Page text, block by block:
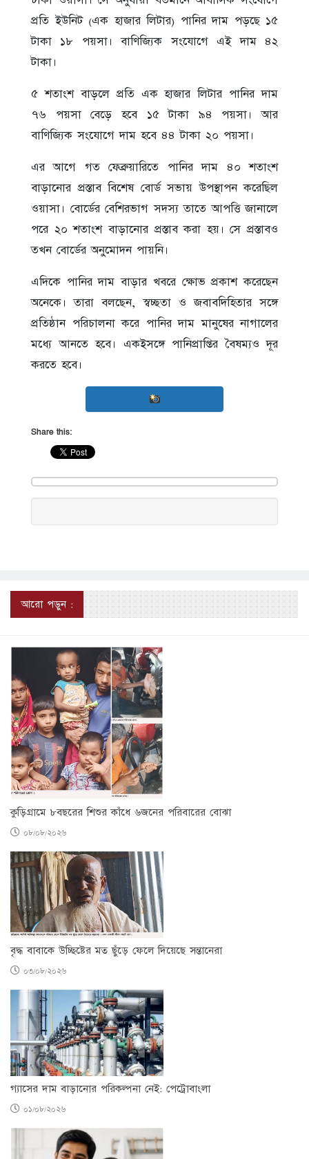
প্রতি ইউনিট (এক হাজার লিটার) পানির দাম পড়ছে ১৫
টাকা ১৮ পয়সা। বাণিজ্যিক সংযোগে এই দাম ৪২
টাকা।
৫ শতাংশ বাড়লে প্রতি এক হাজার লিটার পানির দাম
৭৬ পয়সা বেড়ে হবে ১৫ টাকা ৯৪ পয়সা। আর
বাণিজ্যিক সংযোগে দাম হবে ৪৪ টাকা ২০ পয়সা।
এর আগে গত ফেব্রুয়ারিতে পানির দাম ৪০ শতাংশ
বাড়ানোর প্রস্তাব বিশেষ বোর্ড সভায় উপস্থাপন করেছিল
ওয়াসা। বোর্ডের বেশিরভাগ সদস্য তাতে আপত্তি জানালে
পরে ২০ শতাংশ বাড়ানোর প্রস্তাব করা হয়। সে প্রস্তাবও
তখন বোর্ডের অনুমোদন পায়নি।
এদিকে পানির দাম বাড়ার খবরে ক্ষোভ প্রকাশ করেছেন
অনেকে। তারা বলছেন, স্বচ্ছতা ও জবাবদিহিতার সঙ্গে
প্রতিষ্ঠান পরিচালনা করে পানির দাম মানুষের নাগালের
মধ্যে আনতে হবে। একইসঙ্গে পানিপ্রাপ্তির বৈষম্যও দূর
করতে হবে।
Share this:
আরো পড়ুন :
কুড়িগ্রামে ৮বছরের শিশুর কাঁধে ৬জনের পরিবারের বোঝা
০৮/০৮/২০২৬
বৃদ্ধ বাবাকে উচ্ছিষ্টের মত ছুঁড়ে ফেলে দিয়েছে সন্তানেরা
০৩/০৮/২০২৬
গ্যাসের দাম বাড়ানোর পরিকল্পনা নেই: পেট্রোবাংলা
০১/০৮/২০২৬